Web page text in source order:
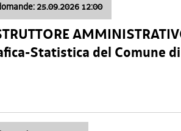
25.09.2026 12:00
Statistica del Comune di